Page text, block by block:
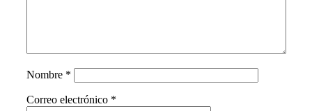
Nombre *
Correo electrónico *